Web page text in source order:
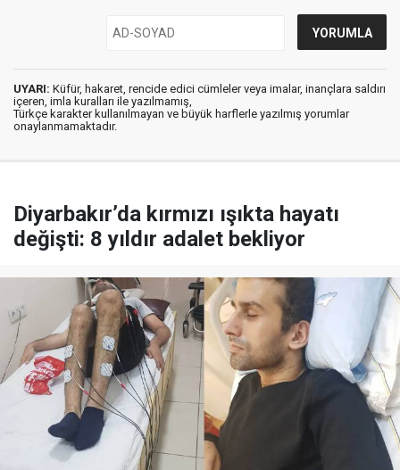
UYARI: Küfür, hakaret, rencide edici cümleler veya imalar, inançlara saldırı
içeren, imla kuralları ile yazılmamış,
Türkçe karakter kullanılmayan ve büyük harflerle yazılmış yorumlar
onaylanmamaktadır.
Diyarbakır’da kırmızı ışıkta hayatı
değişti: 8 yıldır adalet bekliyor